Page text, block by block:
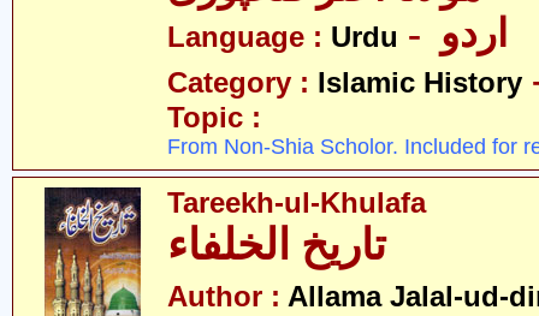
Language : Urdu
Category : Islamic History
Topic :
From Non-Shia Scholor. Included for
Tareekh-ul-Khulafa
تاریخ الخلفاء
Author : Allama Jalal-ud-